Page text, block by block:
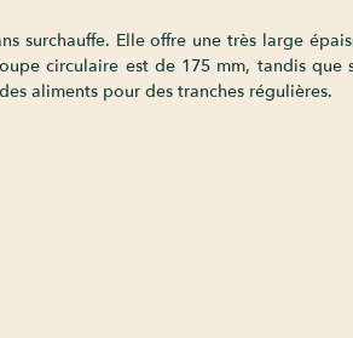
surchauffe. Elle offre une très large
circulaire est de 175 mm, tandis que
aliments pour des tranches régulières.